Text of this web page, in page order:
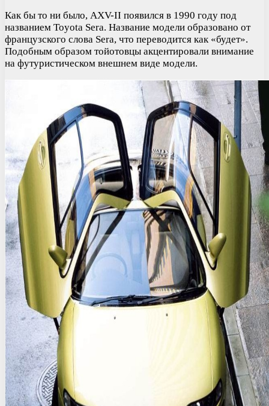
Как бы то ни было, AXV-II появился в 1990 году под
названием Toyota Sera. Название модели образовано от
французского слова Sera, что переводится как «будет».
Подобным образом тойотовцы акцентировали внимание
на футуристическом внешнем виде модели.